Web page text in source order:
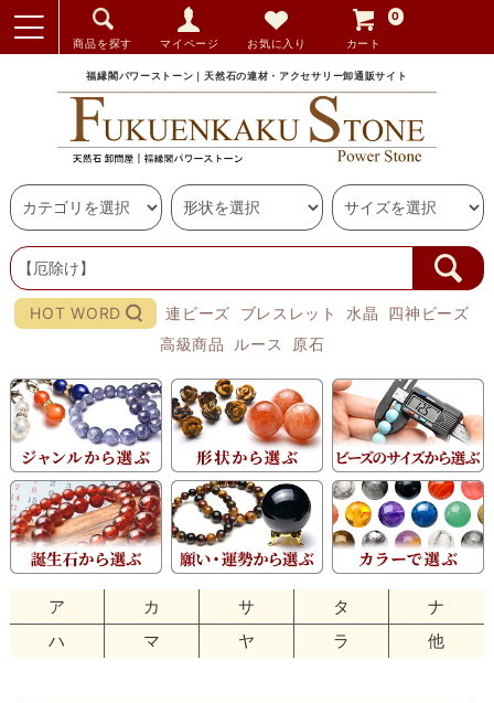
商品を探す マイページ お気に入り カート
0
福縁閣パワーストーン｜天然石の連材・アクセサリー卸通販サイト
HOT WORD 連ビーズ ブレスレット 水晶
四神ビーズ
高級商品
ルース 原石
ア カ サ タ
ナ
ハ
マ ヤ ラ 他